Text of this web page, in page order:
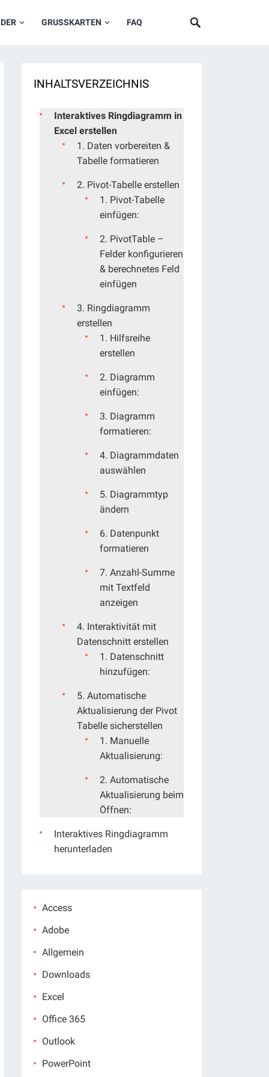
GRUSSKARTEN FAQ
INHALTSVERZEICHNIS
Interaktives Ringdiagramm in
Excel erstellen
1. Daten vorbereiten &
Tabelle formatieren
2. Pivot-Tabelle erstellen
1. Pivot-Tabelle
einfügen:
2. PivotTable –
Felder konfigurieren
& berechnetes Feld
einfügen
3. Ringdiagramm
erstellen
1. Hilfsreihe
erstellen
2. Diagramm
einfügen:
3. Diagramm
formatieren:
4. Diagrammdaten
auswählen
5. Diagrammtyp
ändern
6. Datenpunkt
formatieren
7. Anzahl-Summe
mit Textfeld
anzeigen
4. Interaktivität mit
Datenschnitt erstellen
1. Datenschnitt
hinzufügen:
5. Automatische
Aktualisierung der Pivot
Tabelle sicherstellen
1. Manuelle
Aktualisierung:
2. Automatische
Aktualisierung beim
Öffnen:
Interaktives Ringdiagramm
herunterladen
Access
Adobe
Allgemein
Downloads
Excel
Office 365
Outlook
PowerPoint